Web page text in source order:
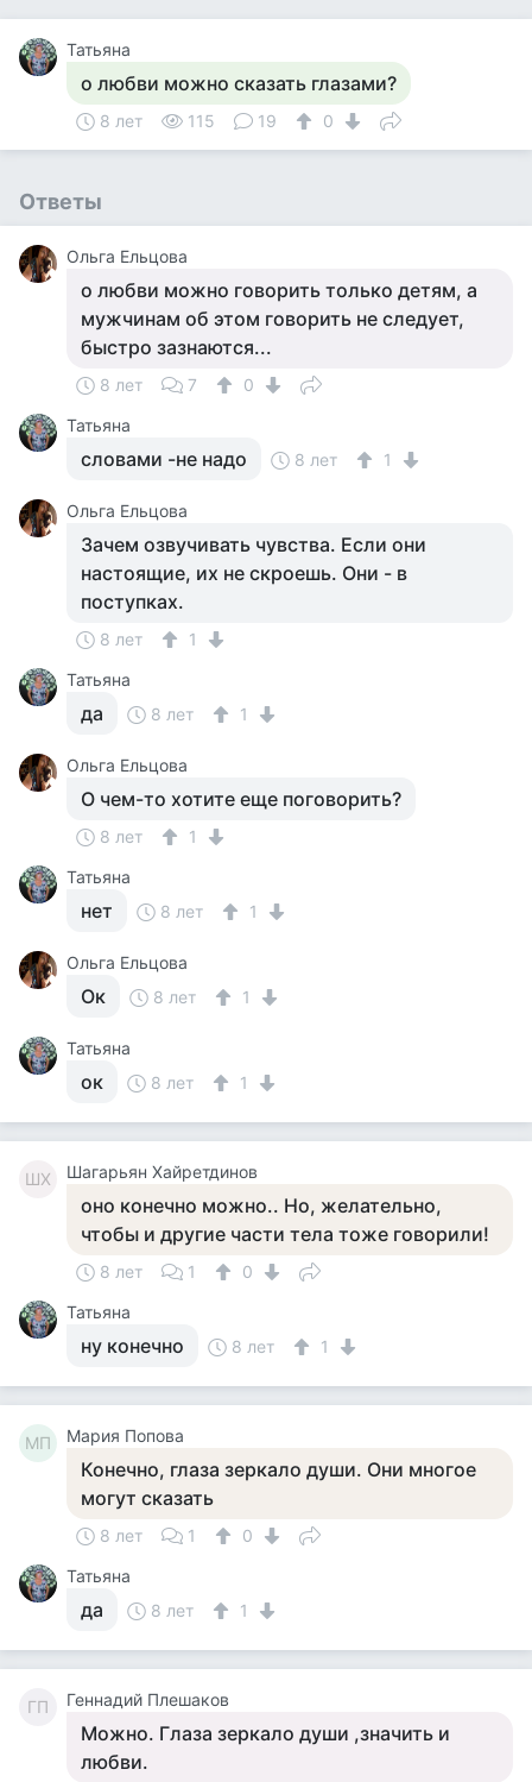
Татьяна
о любви можно сказать глазами?
8 лет 115 19 0
Ответы
Ольга Ельцова
о любви можно говорить только детям, а
мужчинам об этом говорить не следует,
быстро зазнаются...
8 лет 7
0
Татьяна
словами -не надо 8 лет 1
Ольга Ельцова
Зачем озвучивать чувства. Если они
настоящие, их не скроешь. Они - в
поступках.
8 лет
1
Татьяна
да 8 лет 1
Ольга Ельцова
О чем-то хотите еще поговорить?
8 лет
1
Татьяна
нет 8 лет 1
Ольга Ельцова
Ок 8 лет 1
Татьяна
ок 8 лет 1
ШХ Шагарьян Хайретдинов
оно конечно можно.. Но, желательно,
чтобы и другие части тела тоже говорили!
8 лет 1
0
Татьяна
ну конечно 8 лет 1
МП Мария Попова
Конечно, глаза зеркало души. Они многое
могут сказать
8 лет 1
0
Татьяна
да 8 лет 1
ГП Геннадий Плешаков
Можно. Глаза зеркало души ,значить и
любви.